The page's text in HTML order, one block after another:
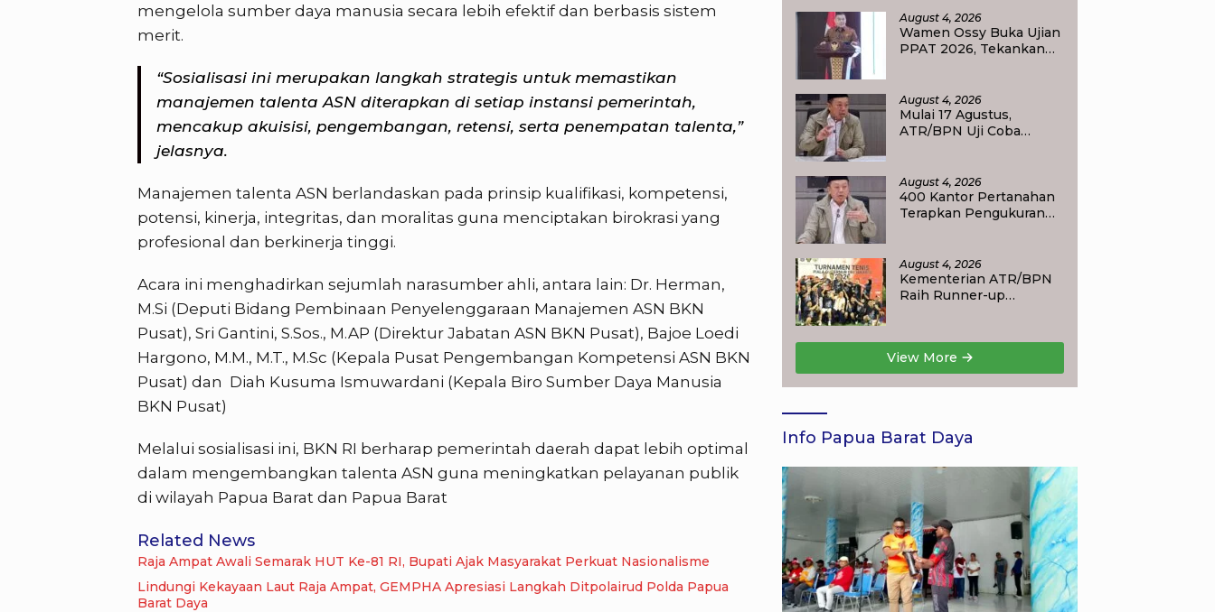
mengelola sumber daya manusia secara lebih efektif dan berbasis sistem
merit.
“Sosialisasi ini merupakan langkah strategis untuk memastikan
manajemen talenta ASN diterapkan di setiap instansi pemerintah,
mencakup akuisisi, pengembangan, retensi, serta penempatan talenta,”
jelasnya.
Manajemen talenta ASN berlandaskan pada prinsip kualifikasi, kompetensi,
potensi, kinerja, integritas, dan moralitas guna menciptakan birokrasi yang
profesional dan berkinerja tinggi.
Acara ini menghadirkan sejumlah narasumber ahli, antara lain: Dr. Herman,
M.Si (Deputi Bidang Pembinaan Penyelenggaraan Manajemen ASN BKN
Pusat), Sri Gantini, S.Sos., M.AP (Direktur Jabatan ASN BKN Pusat), Bajoe Loedi
Hargono, M.M., M.T., M.Sc (Kepala Pusat Pengembangan Kompetensi ASN BKN
Pusat) dan Diah Kusuma Ismuwardani (Kepala Biro Sumber Daya Manusia
BKN Pusat)
Melalui sosialisasi ini, BKN RI berharap pemerintah daerah dapat lebih optimal
dalam mengembangkan talenta ASN guna meningkatkan pelayanan publik
di wilayah Papua Barat dan Papua Barat
Related News
Raja Ampat Awali Semarak HUT Ke-81 RI, Bupati Ajak Masyarakat Perkuat Nasionalisme
Lindungi Kekayaan Laut Raja Ampat, GEMPHA Apresiasi Langkah Ditpolairud Polda Papua
Barat Daya
August 4, 2026
Wamen Ossy Buka Ujian
PPAT 2026, Tekankan
dalam Layanan
Pertanahan
August 4, 2026
Mulai 17 Agustus,
ATR/BPN Uji Coba
di 15 Kantor Pertanahan
August 4, 2026
400 Kantor Pertanahan
Terapkan Pengukuran
Dapat Kepastian
Layanan
August 4, 2026
Kementerian ATR/BPN
Raih Runner-up
2026
View More
Info Papua Barat Daya